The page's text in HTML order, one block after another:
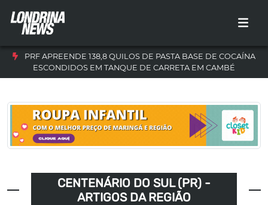
PRF APREENDE 138,8 QUILOS DE PASTA BASE DE COCAÍNA
ESCONDIDOS EM TANQUE DE CARRETA EM CAMBÉ
CENTENÁRIO DO SUL (PR) -
ARTIGOS DA REGIÃO